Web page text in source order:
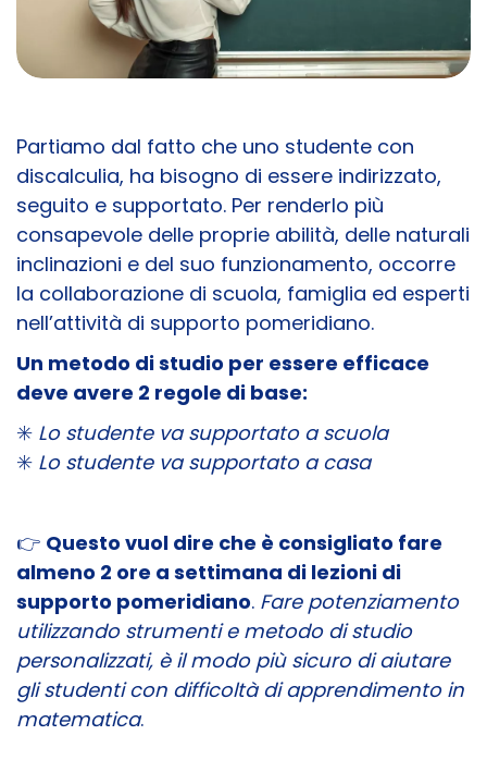
Partiamo dal fatto che uno studente con
discalculia, ha bisogno di essere indirizzato,
seguito e supportato. Per renderlo più
consapevole delle proprie abilità, delle naturali
inclinazioni e del suo funzionamento, occorre
la collaborazione di scuola, famiglia ed esperti
nell’attività di supporto pomeridiano.
Un metodo di studio per essere efficace
deve avere 2 regole di base:
✳️ Lo studente va supportato a scuola
✳️ Lo studente va supportato a casa
👉 Questo vuol dire che è consigliato fare
almeno 2 ore a settimana di lezioni di
supporto pomeridiano. Fare potenziamento
utilizzando strumenti e metodo di studio
personalizzati, è il modo più sicuro di aiutare
gli studenti con difficoltà di apprendimento in
matematica.